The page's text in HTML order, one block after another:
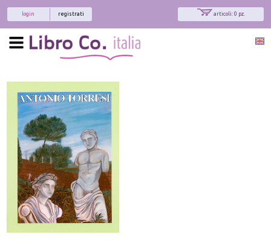
articoli: 0 pz.
registrati
login